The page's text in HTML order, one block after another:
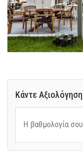
Κάντε Αξιολόγηση
Η βαθμολογία σου